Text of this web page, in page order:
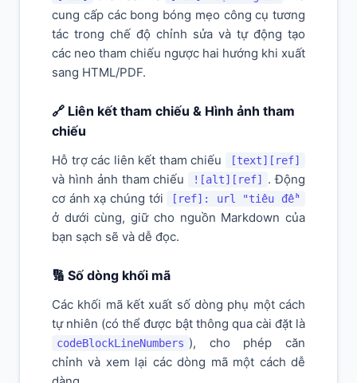
cung cấp các bong bóng mẹo công cụ tương
tác trong chế độ chỉnh sửa và tự động tạo
các neo tham chiếu ngược hai hướng khi xuất
sang HTML/PDF.
🔗 Liên kết tham chiếu & Hình ảnh tham
chiếu
Hỗ trợ các liên kết tham chiếu [text][ref]
và hình ảnh tham chiếu ![alt][ref]
. Động
cơ ánh xạ chúng tới
[ref]: url "tiêu đề"
ở dưới cùng, giữ cho nguồn Markdown của
bạn sạch sẽ và dễ đọc.
🔢 Số dòng khối mã
Các khối mã kết xuất số dòng phụ một cách
tự nhiên (có thể được bật thông qua cài đặt là
codeBlockLineNumbers ), cho phép căn
chỉnh và xem lại các dòng mã một cách dễ